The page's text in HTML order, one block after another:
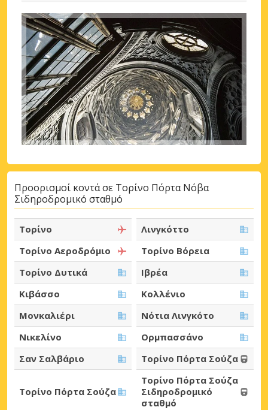
Προορισμοί κοντά σε Τορίνο Πόρτα Νόβα
Σιδηροδρομικό σταθμό
Τορίνο
Λινγκόττο
Τορίνο Αεροδρόμιο
Τορίνο Βόρεια
Τορίνο Δυτικά
Ιβρέα
Κιβάσσο
Κολλένιο
Μονκαλιέρι
Νότια Λινγκότο
Νικελίνο
Ορμπασσάνο
Σαν Σαλβάριο
Τορίνο Πόρτα Σούζα
Τορίνο Πόρτα Σούζα
Τορίνο Πόρτα Σούζα
Σιδηροδρομικό
σταθμό